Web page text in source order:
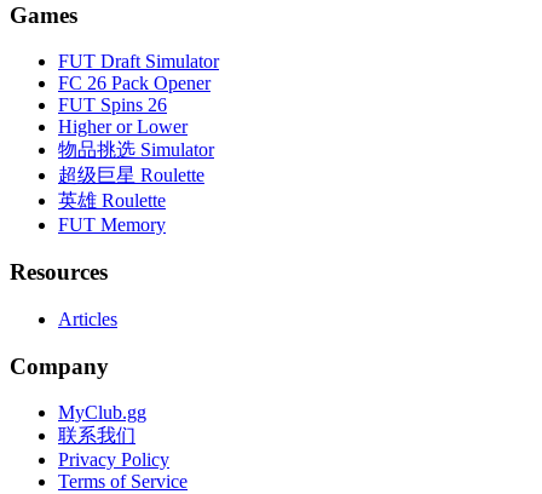
Games
FUT Draft Simulator
FC 26 Pack Opener
FUT Spins 26
Higher or Lower
物品挑选 Simulator
超级巨星 Roulette
英雄 Roulette
FUT Memory
Resources
Articles
Company
MyClub.gg
联系我们
Privacy Policy
Terms of Service